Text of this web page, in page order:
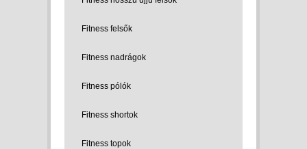
Fitness felsők
Fitness nadrágok
Fitness pólók
Fitness shortok
Fitness topok